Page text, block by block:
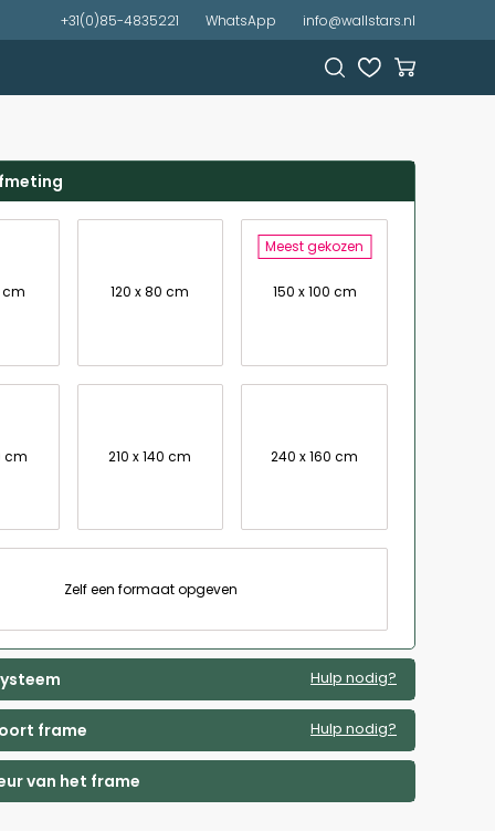
+31(0)85-4835221 WhatsApp info@wallstars.nl
cm 120 x 80 cm
Meest gekozen
150 x 100 cm
cm 210 x 140 cm 240 x 160 cm
Zelf een formaat opgeven
Hulp nodig?
frame Hulp nodig?
van het frame